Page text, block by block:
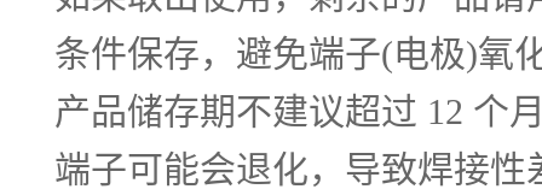
条件保存，避免端子(电极)氧
产品储存期不建议超过 12 个
端子可能会退化，导致焊接性